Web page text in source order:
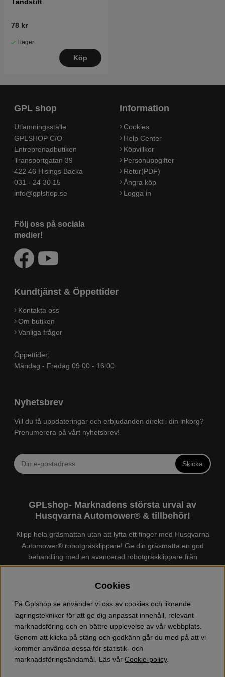
78 kr
I lager
Köp
GPL shop
Utlämningsställe:
GPLSHOP C/O
Entreprenadbutiken
Transportgatan 39
422 46 Hisings Backa
031 - 24 30 15
info@gplshop.se
Följ oss på sociala
medier!
Information
Cookies
Help Center
Köpvillkor
Personuppgifter
Retur(PDF)
Ångra köp
Logga in
Kundtjänst & Öppettider
Kontakta oss
Om butiken
Vanliga frågor
Öppettider:
Måndag - Fredag 09.00 - 16:00
Nyhetsbrev
Vill du få uppdateringar och erbjudanden direkt i din inkorg?
Prenumerera på vårt nyhetsbrev!
Skicka
GPLshop- Marknadens största urval av
Husqvarna Automower® & tillbehör!
Klipp hela gräsmattan utan att lyfta ett finger med Husqvarna
Automower® robotgräsklippare! Ge din gräsmatta en god
behandling med en avancerad robotgräsklippare från
Husqvarna. Det finns enHusqvarna Automower®för just din
marknadens största urval av tillbehör och reservdelar till
Husqvarna Automower® och GARDENA. Vi säljer även
Husqvarna skog och trädgårdsprodukter så som:
motorsågskläder och skor, grästrimmer, röjsåg, häcksax,
jordfräs, lövblås, högtryckstvätt, dammsugare, snöslunga,
kapmaskin, yxa, leksaker, olja mm. Välkommen till oss!
Cookies
På Gplshop.se använder vi oss av cookies och liknande
lagringstekniker för att ge dig anpassat innehåll, relevant
marknadsföring och en bättre upplevelse av vår webbplats.
Genom att klicka på stäng och godkänn går du med på att vi
kommer använda dessa för statistik- och
marknadsföringsändamål. Läs vår Cookie-policy.